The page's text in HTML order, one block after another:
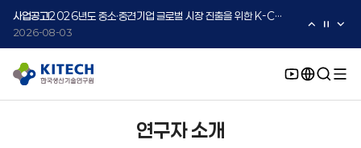
사업공고 2026년도 중소·중견기업 글로벌 시장 진출을 위한 K-Convergence 글로벌 시험·실증 지원 프로그램 모집공고(2차)
2026-08-03
연구자 소개